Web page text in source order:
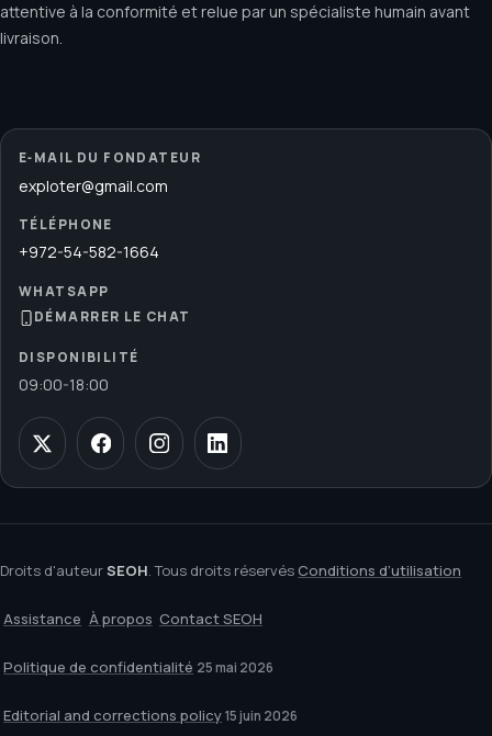
attentive à la conformité et relue par un spécialiste humain avant
livraison.
E‑MAIL DU FONDATEUR
exploter@gmail.com
TÉLÉPHONE
+972-54-582-1664
WHATSAPP
DÉMARRER LE CHAT
DISPONIBILITÉ
09:00-18:00
Droits d'auteurSEOH. Tous droits réservésConditions d’utilisation
Assistance À propos Contact SEOH
Politique de confidentialité 25 mai 2026
Editorial and corrections policy 15 juin 2026